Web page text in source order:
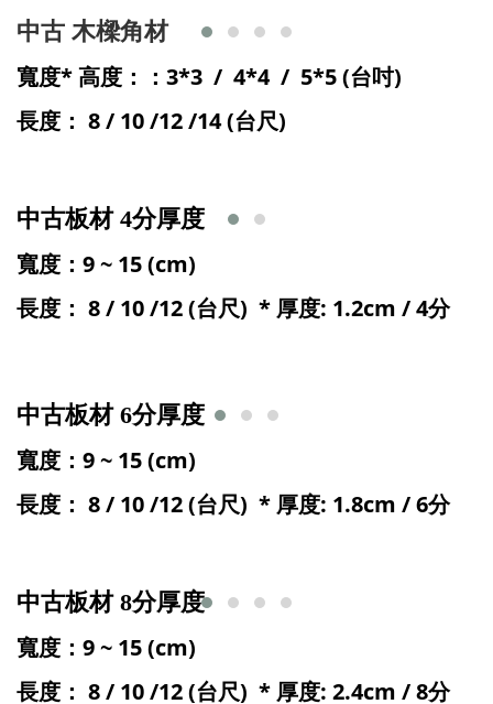
中古 木樑角材
寬度* 高度： ：3*3 / 4*4 / 5*5(台吋)
長度： 8 / 10 /12 /14 (台尺)
中古板材 4分厚度
寬度 ：9 ~ 15(cm)
長度： 8 / 10 /12 (台尺) * 厚度: 1.2cm / 4分
中古板材 6分厚度
寬度 ：9 ~ 15(cm)
長度： 8 / 10 /12 (台尺) * 厚度: 1.8cm / 6分
中古板材 8分厚度
寬度 ：9 ~ 15(cm)
長度： 8 / 10 /12 (台尺) * 厚度: 2.4cm / 8分